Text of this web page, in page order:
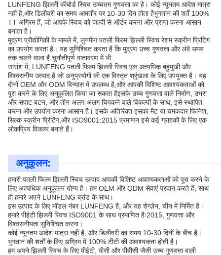
LUNFENG झिल्ली कीबोर्ड स्विच उच्चतम गुणवत्ता का है। कोई न्यूनतम आदेश मात्रा
नहीं है,और डिलीवरी का समय आमतौर पर 10-30 दिन होता हैभुगतान की शर्तें 100%
TT अग्रिम हैं, जो आपके स्विच को जल्दी से ऑर्डर करना और प्राप्त करना आसान
बनाता है।
मुद्रण प्रौद्योगिकी के मामले में, लुनफेंग पतली फिल्म झिल्ली स्विच रेशम स्क्रीन प्रिंटिंग
का उपयोग करता है। यह सुनिश्चित करता है कि मुद्रण उच्च गुणवत्ता और लंबे समय
तक चलने वाला है,चुनौतीपूर्ण वातावरण में भी.
सारांश में, LUNFENG पतली फिल्म झिल्ली स्विच एक अत्यधिक बहुमुखी और
विश्वसनीय उत्पाद है जो अनुप्रयोगों की एक विस्तृत श्रृंखला के लिए उपयुक्त है। यह
दोनों OEM और ODM विन्यास में उपलब्ध है,और आपकी विशिष्ट आवश्यकताओं को
पूरा करने के लिए अनुकूलित किया जा सकता हैइसके उच्च गुणवत्ता वाले निर्माण, उभरा
और सपाट बटन, और तीन अलग-अलग चिपकने वाले विकल्पों के साथ, इसे स्थापित
करना और उपयोग करना आसान है। इसके अतिरिक्त इसका मैट या चमकदार फिनिश,
सिल्क स्क्रीन प्रिंटिंग,और ISO9001:2015 प्रमाणन इसे कई ग्राहकों के लिए एक
लोकप्रिय विकल्प बनाते हैं।
अनुकूलन:
हमारी पतली फिल्म झिल्ली स्विच उत्पाद आपकी विशिष्ट आवश्यकताओं को पूरा करने के
लिए अत्यधिक अनुकूलन योग्य है। हम OEM और ODM सेवाएं प्रदान करते हैं, साथ
ही हमारे अपने LUNFENG ब्रांड के साथ।
इस उत्पाद के लिए मॉडल नंबर LUNFENG है, और यह शेन्ज़ेन, चीन में निर्मित है।
हमारे पीईटी झिल्ली स्विच ISO9001 के साथ प्रमाणित हैः2015, गुणवत्ता और
विश्वसनीयता सुनिश्चित करना।
कोई न्यूनतम आदेश मात्रा नहीं है, और डिलीवरी का समय 10-30 दिनों के बीच है।
भुगतान की शर्तों के लिए अग्रिम में 100% टीटी की आवश्यकता होती है।
हम अपने झिल्ली स्विच के लिए पीईटी, पीसी और पीवीसी जैसी उच्च गुणवत्ता वाली